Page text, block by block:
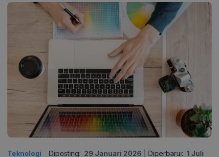
Teknologi Diposting: 29 Januari 2026 Diperbarui: 1 Juli